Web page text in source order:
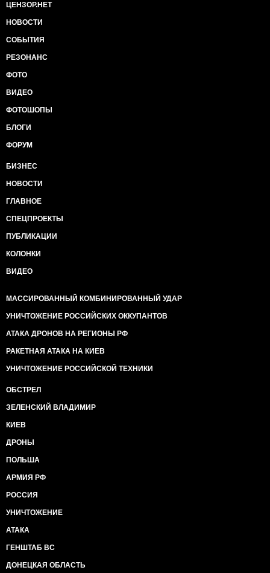
ЦЕНЗОР.НЕТ
НОВОСТИ
СОБЫТИЯ
РЕЗОНАНС
ФОТО
ВИДЕО
ФОТОШОПЫ
БЛОГИ
ФОРУМ
БИЗНЕС
НОВОСТИ
ГЛАВНОЕ
СПЕЦПРОЕКТЫ
ПУБЛИКАЦИИ
КОЛОНКИ
ВИДЕО
МАССИРОВАННЫЙ КОМБИНИРОВАННЫЙ УДАР
УНИЧТОЖЕНИЕ РОССИЙСКИХ ОККУПАНТОВ
АТАКА ДРОНОВ НА РЕГИОНЫ РФ
РАКЕТНАЯ АТАКА НА КИЕВ
УНИЧТОЖЕНИЕ РОССИЙСКОЙ ТЕХНИКИ
ОБСТРЕЛ
ЗЕЛЕНСКИЙ ВЛАДИМИР
КИЕВ
ДРОНЫ
ПОЛЬША
АРМИЯ РФ
РОССИЯ
УНИЧТОЖЕНИЕ
АТАКА
ГЕНШТАБ ВС
ДОНЕЦКАЯ ОБЛАСТЬ